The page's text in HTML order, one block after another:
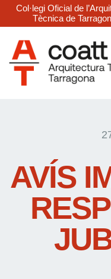
Col·legi Oficial de
Tècnica de
AVÍS